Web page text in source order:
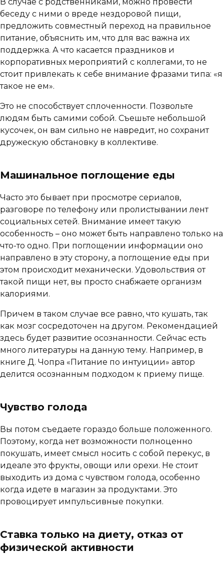
беседу с ними о вреде нездоровой пищи,
предложить совместный переход на правильное
питание, объяснить им, что для вас важна их
поддержка. А что касается праздников и
корпоративных мероприятий с коллегами, то не
стоит привлекать к себе внимание фразами типа: «я
такое не ем».
Это не способствует сплоченности. Позвольте
людям быть самими собой. Съешьте небольшой
кусочек, он вам сильно не навредит, но сохранит
дружескую обстановку в коллективе.
Машинальное поглощение еды
Часто это бывает при просмотре сериалов,
разговоре по телефону или пролистывании лент
социальных сетей. Внимание имеет такую
особенность – оно может быть направлено только на
что-то одно. При поглощении информации оно
направлено в эту сторону, а поглощение еды при
этом происходит механически. Удовольствия от
такой пищи нет, вы просто снабжаете организм
калориями.
Причем в таком случае все равно, что кушать, так
как мозг сосредоточен на другом. Рекомендацией
здесь будет развитие осознанности. Сейчас есть
много литературы на данную тему. Например, в
книге Д. Чопра «Питание по интуиции» автор
делится осознанным подходом к приему пище.
Чувство голода
Вы потом съедаете гораздо больше положенного.
Поэтому, когда нет возможности полноценно
покушать, имеет смысл носить с собой перекус, в
идеале это фрукты, овощи или орехи. Не стоит
выходить из дома с чувством голода, особенно
когда идете в магазин за продуктами. Это
провоцирует импульсивные покупки.
Ставка только на диету, отказ от
физической активности